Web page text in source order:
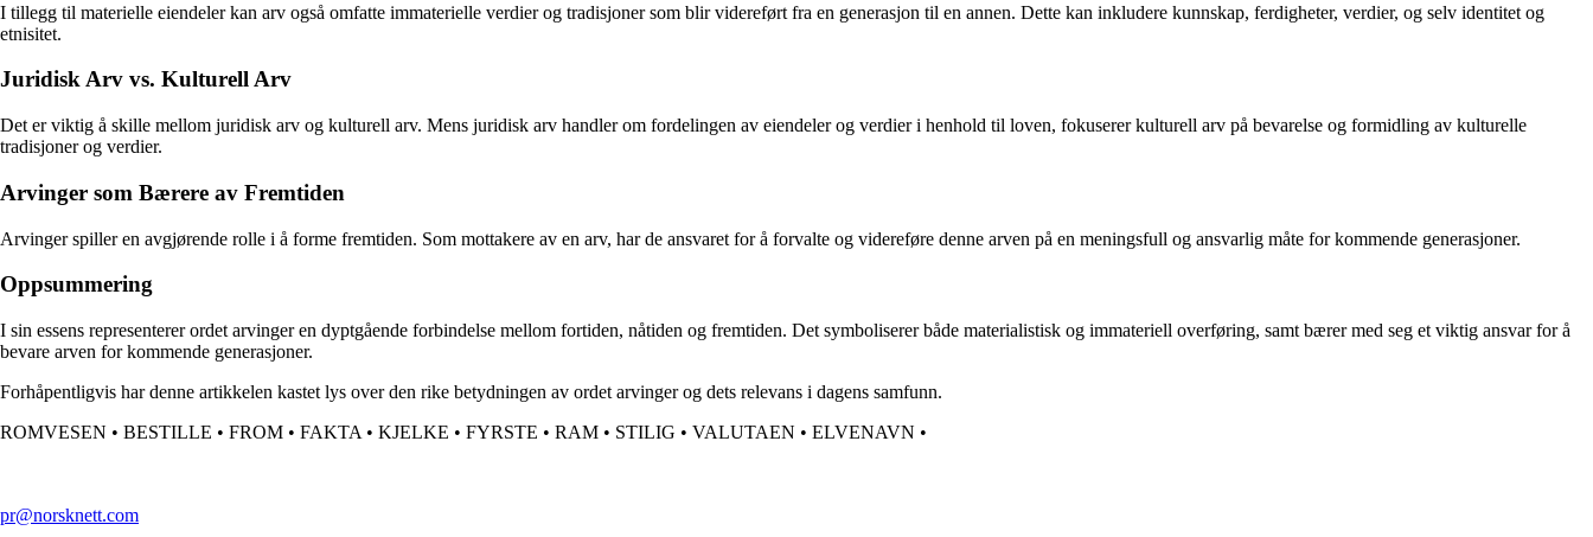
I tillegg til materielle eiendeler kan arv også omfatte immaterielle verdier og tradisjoner som blir videreført fra en generasjon til en annen. Dette kan inkludere kunnskap, ferdigheter, verdier, og selv identitet og
etnisitet.
Juridisk Arv vs. Kulturell Arv
Det er viktig å skille mellom juridisk arv og kulturell arv. Mens juridisk arv handler om fordelingen av eiendeler og verdier i henhold til loven, fokuserer kulturell arv på bevarelse og formidling av kulturelle
tradisjoner og verdier.
Arvinger som Bærere av Fremtiden
Arvinger spiller en avgjørende rolle i å forme fremtiden. Som mottakere av en arv, har de ansvaret for å forvalte og videreføre denne arven på en meningsfull og ansvarlig måte for kommende generasjoner.
Oppsummering
I sin essens representerer ordet arvinger en dyptgående forbindelse mellom fortiden, nåtiden og fremtiden. Det symboliserer både materialistisk og immateriell overføring, samt bærer med seg et viktig ansvar for å
bevare arven for kommende generasjoner.
Forhåpentligvis har denne artikkelen kastet lys over den rike betydningen av ordet arvinger og dets relevans i dagens samfunn.
ROMVESEN • BESTILLE • FROM • FAKTA • KJELKE • FYRSTE • RAM • STILIG • VALUTAEN • ELVENAVN •
pr@norsknett.com